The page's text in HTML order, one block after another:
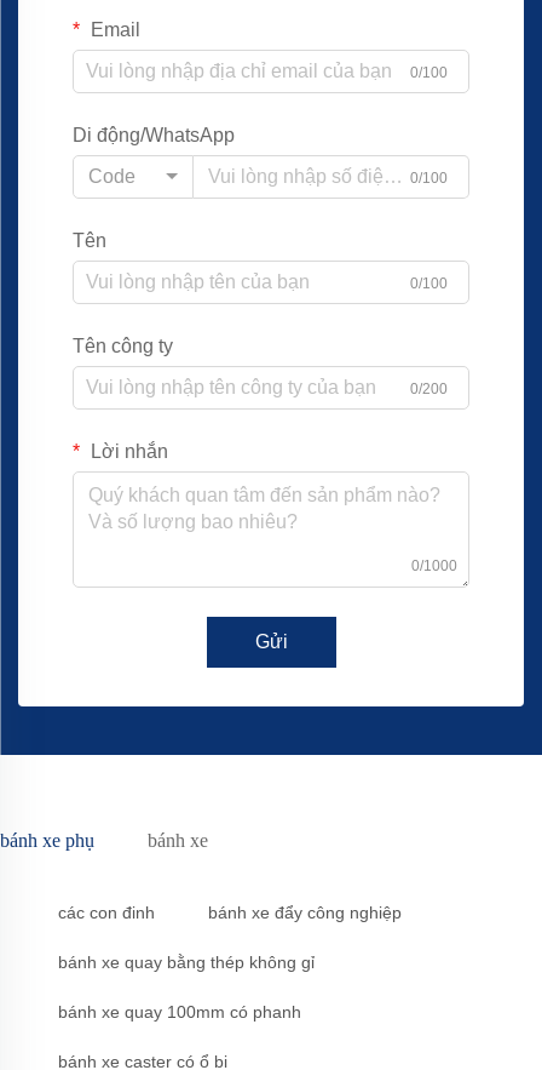
Email
0/100
Di động/WhatsApp
Code
0/100
Tên
0/100
Tên công ty
0/200
Lời nhắn
0/1000
Gửi
bánh xe phụ bánh xe
các con đinh bánh xe đẩy công nghiệp
bánh xe quay bằng thép không gỉ
bánh xe quay 100mm có phanh
bánh xe caster có ổ bi